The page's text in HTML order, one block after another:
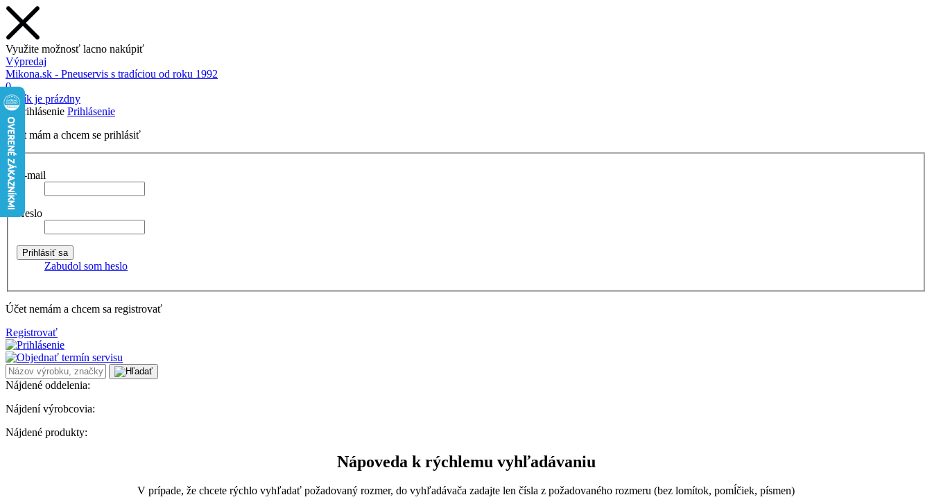
Využite možnosť lacno nakúpiť
Výpredaj
Mikona.sk - Pneuservis s tradíciou od roku 1992
0
Košík je prázdny
Prihlásenie
Účet mám a chcem se prihlásiť
E-mail
Heslo
Zabudol som heslo
Účet nemám a chcem sa registrovať
Registrovať
Nájdené oddelenia:
Nájdení výrobcovia:
Nájdené produkty:
Nápoveda k rýchlemu vyhľadávaniu
V prípade, že chcete rýchlo vyhľadať požadovaný rozmer, do vyhľadávača zadajte len čísla z požadovaného rozmeru (bez lomítok, pomĺčiek, písmen)